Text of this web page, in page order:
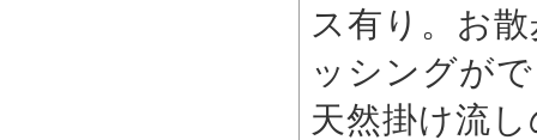
ス有り。お
ッシングが
天然掛け流